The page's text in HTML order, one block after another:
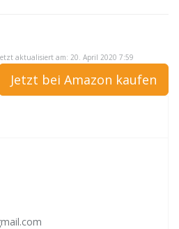
aktualisiert am: 20. April 2020 7:59
Jetzt bei Amazon kaufen